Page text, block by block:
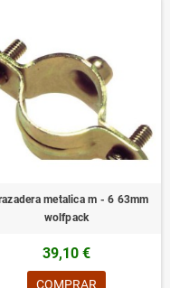
metalica m - 6 63mm
wolfpack
39,10 €
COMPRAR